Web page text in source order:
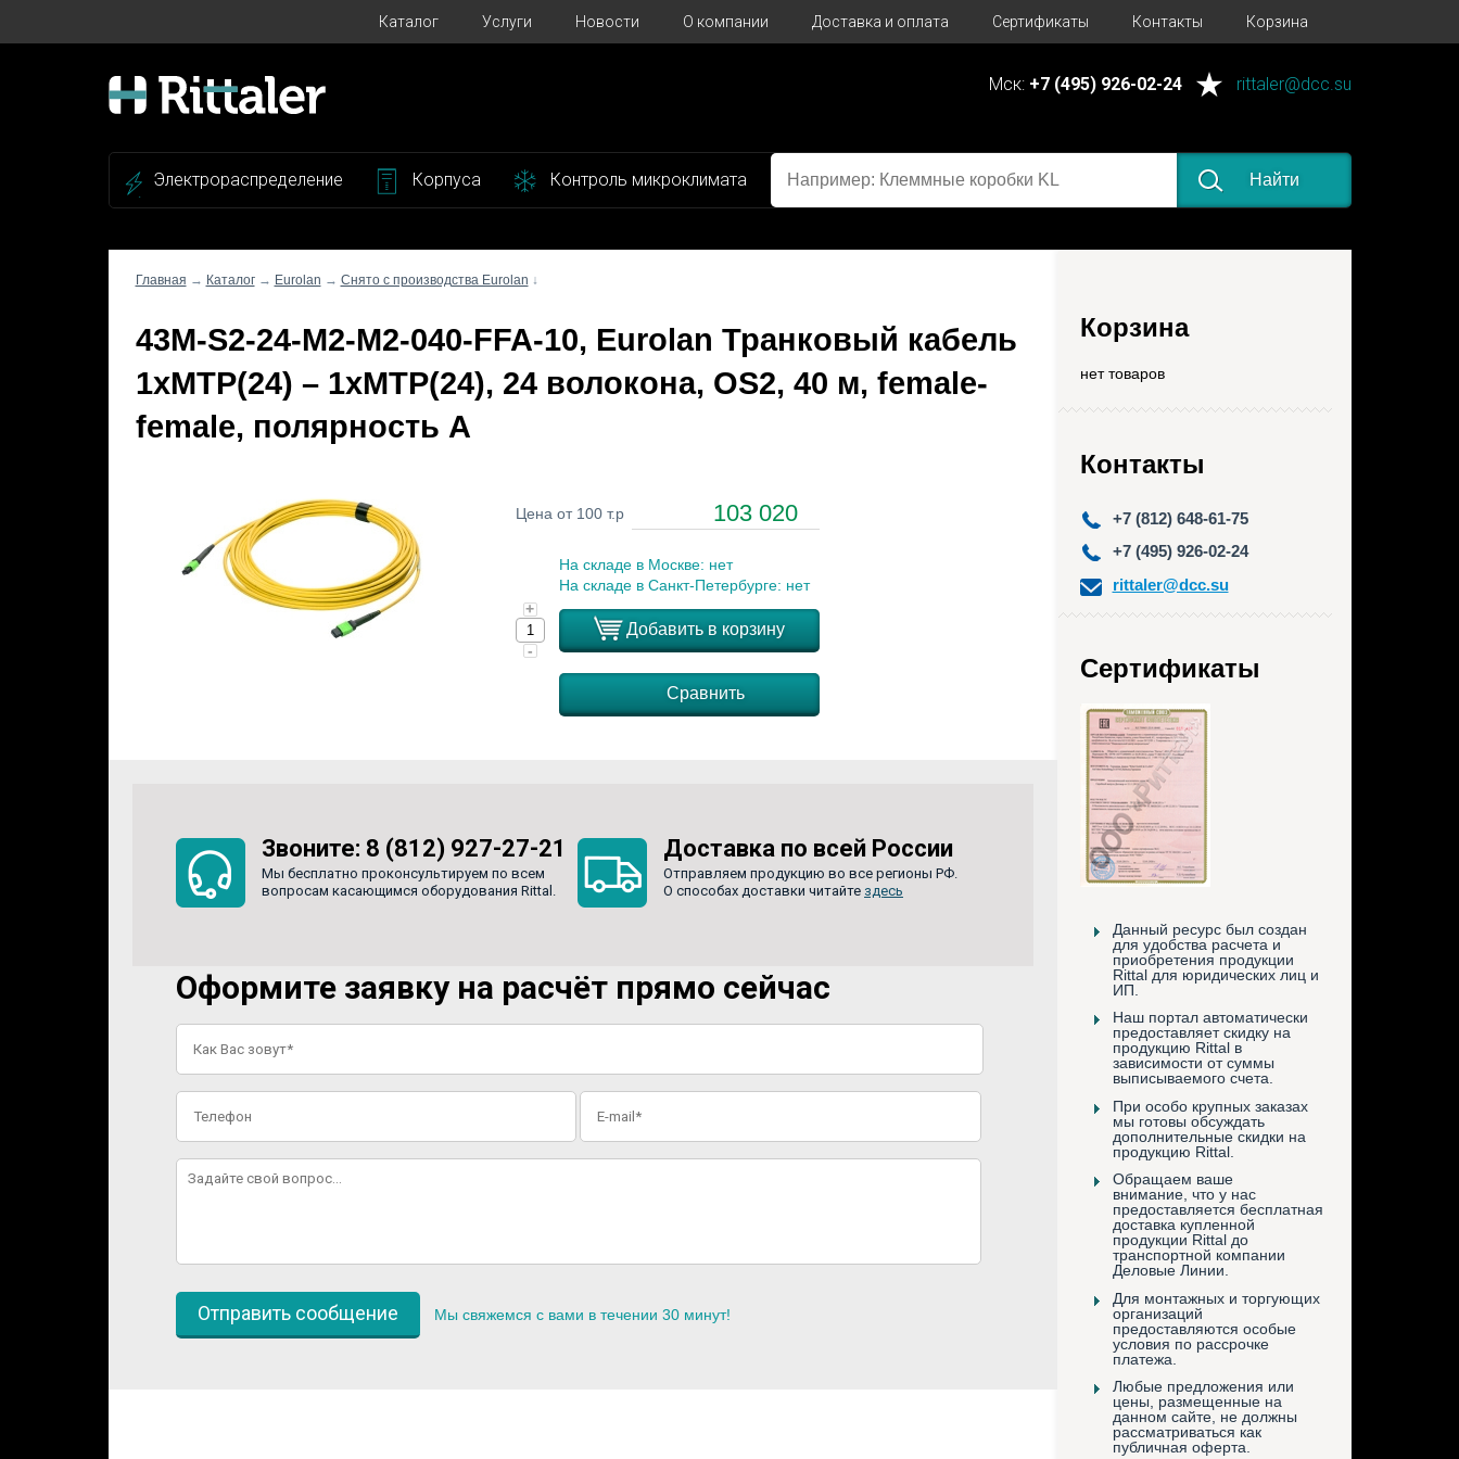
Каталог Услуги Новости О компании Доставка и оплата Сертификаты Контакты Корзина
Мск: +7 (495) 926-02-24 rittaler@dcc.su
Электрораспределение Корпуса Контроль микроклимата Найти
Корзина
нет товаров
Контакты
+7 (812) 648-61-75
+7 (495) 926-02-24
rittaler@dcc.su
Сертификаты
Данный ресурс был создан
для удобства расчета и
приобретения продукции
Rittal для юридических лиц и
ИП.
Наш портал автоматически
предоставляет скидку на
продукцию Rittal в
зависимости от суммы
выписываемого счета.
При особо крупных заказах
мы готовы обсуждать
дополнительные скидки на
продукцию Rittal.
Обращаем ваше
внимание, что у нас
предоставляется бесплатная
доставка купленной
продукции Rittal до
транспортной компании
Деловые Линии.
Для монтажных и торгующих
организаций
предоставляются особые
условия по рассрочке
платежа.
Любые предложения или
цены, размещенные на
данном сайте, не должны
рассматриваться как
публичная оферта.
Главная → Каталог→ Eurolan → Снято с производства Eurolan ↓
43M-S2-24-M2-M2-040-FFA-10, Eurolan Транковый кабель
1xMTP(24) – 1xMTP(24), 24 волокона, OS2, 40 м, female-
female, полярность A
Цена от 100 т.р 103 020
На складе в Москве: нет
На складе в Санкт-Петербурге: нет
+
-
Добавить в корзину
Сравнить
Звоните: 8 (812) 927-27-21
Мы бесплатно проконсультируем по всем
вопросам касающимся оборудования Rittal.
Доставка по всей России
Отправляем продукцию во все регионы РФ.
О способах доставки читайте здесь
Оформите заявку на расчёт прямо сейчас
Мы свяжемся с вами в течении 30 минут!